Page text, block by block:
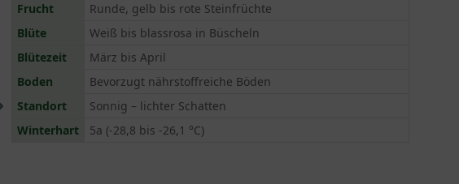
Frucht
Runde, gelb bis rote Steinfrüchte
Blüte
Weiß bis blassrosa in Büscheln
Blütezeit
März bis April
Boden
Bevorzugt nährstoffreiche Böden
Standort
Sonnig – lichter Schatten
Winterhart
5a (-28,8 bis -26,1 °C)